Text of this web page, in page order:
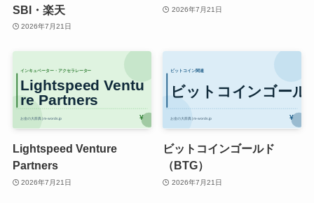
SBI・楽天
2026年7月21日
2026年7月21日
Lightspeed Venture
Partners
2026年7月21日
ビットコインゴールド
（BTG）
2026年7月21日